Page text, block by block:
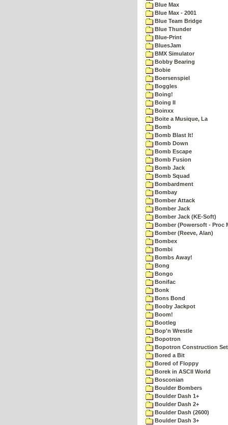
Blue Max
Blue Max - 2001
Blue Team Bridge
Blue Thunder
Blue-Print
BluesJam
BMX Simulator
Bobby Bearing
Bobie
Boersenspiel
Boggles
Boing!
Boing II
Boinxx
Boite a Musique, La
Bomb
Bomb Blast It!
Bomb Down
Bomb Escape
Bomb Fusion
Bomb Jack
Bomb Squad
Bombardment
Bombay
Bomber Attack
Bomber Jack
Bomber Jack (KE-Soft)
Bomber (Powersoft - Proc
Bomber (Reeve, Alan)
Bombex
Bombi
Bombs Away!
Bong
Bongo
Bonifac
Bonk
Bons Bond
Booby Jackpot
Boom!
Bootleg
Bop'n Wrestle
Bopotron
Bopotron Construction Set
Bored a Bit
Bored of Floppy
Borek in ASCII World
Bosconian
Boulder Bombers
Boulder Dash 1+
Boulder Dash 2+
Boulder Dash (2600)
Boulder Dash 3+